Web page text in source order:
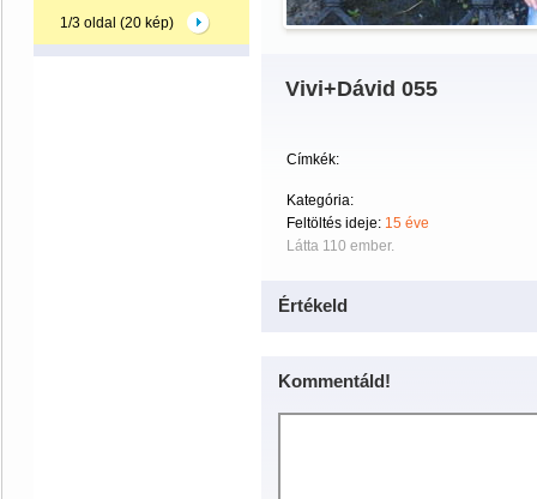
1/3 oldal (20 kép)
Vivi+Dávid 055
Címkék:
Kategória:
Feltöltés ideje: 15 éve
Látta 110 ember.
Értékeld
Kommentáld!